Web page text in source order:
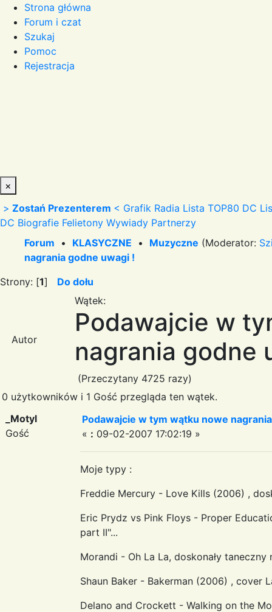
Strona główna
Forum i czat
Szukaj
Pomoc
Rejestracja
×
> Zostań Prezenterem < Grafik Radia Lista TOP80 DC
DC Biografie Felietony Wywiady Partnerzy
Forum • KLASYCZNE • Muzyczne (Moderator:
nagrania godne uwagi !
Strony: [1] Do dołu
Autor
Wątek:
Podawajcie w
nagrania godne
(Przeczytany 4725 razy)
0 użytkowników i 1 Gość przegląda ten wątek.
_Motyl
Gość
Podawajcie w tym wątku nowe
« : 09-02-2007 17:02:19 »
Moje typy :
Freddie Mercury - Love Kills (2006) ,
Eric Prydz vs Pink Floys - Proper
part II"...
Morandi - Oh La La, doskonały taneczny
Shaun Baker - Bakerman (2006) , cover
Delano and Crockett - Walking on the